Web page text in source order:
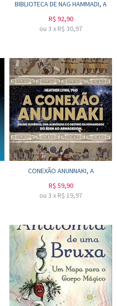
BIBLIOTECA DE NAG HAMMADI, A
R$ 92,90
ou 3 x R$ 30,97
CONEXÃO ANUNNAKI, A
R$ 59,90
ou 3 x R$ 19,97